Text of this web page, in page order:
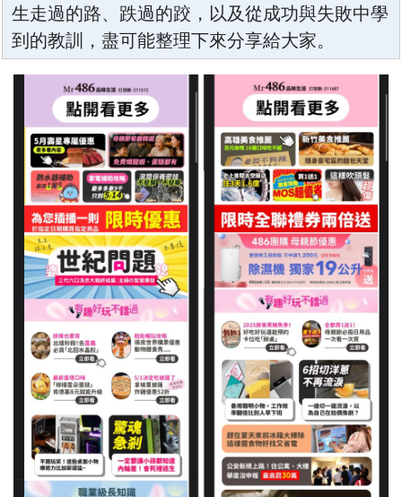
生走過的路、跌過的跤，以及從成功與失敗中學
到的教訓，盡可能整理下來分享給大家。